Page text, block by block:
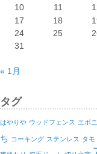
10
11
17
18
24
25
31
« 1月
タグ
はやりや ウッドフェンス エボ
ち コーキング ステンレス タモ